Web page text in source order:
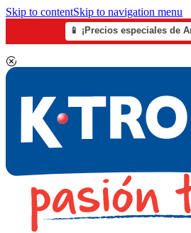
Skip to contentSkip to navigation menu
📱 ¡Precios especiales de